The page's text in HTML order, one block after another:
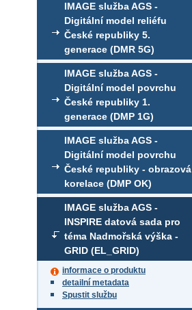
IMAGE služba AGS -
Digitální model reliéfu
České republiky 5.
generace (DMR 5G)
IMAGE služba AGS -
Digitální model povrchu
České republiky 1.
generace (DMP 1G)
IMAGE služba AGS -
Digitální model povrchu
České republiky - obrazová
korelace (DMP OK)
IMAGE služba AGS -
INSPIRE datová sada pro
téma Nadmořská výška -
GRID (EL_GRID)
informace o produktu
detailní metadata
Spustit službu